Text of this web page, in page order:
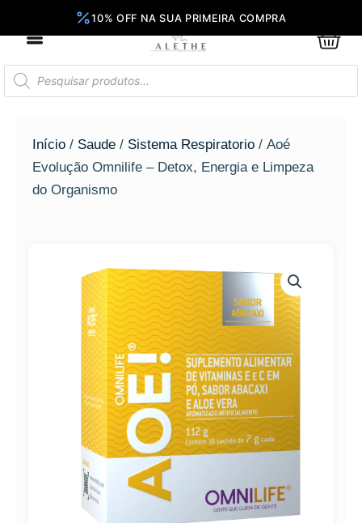
conteúdo
Pesquisar
produtos
Início / Saude / Sistema Respiratorio / Aoé
Evolução Omnilife – Detox, Energia e Limpeza
do Organismo